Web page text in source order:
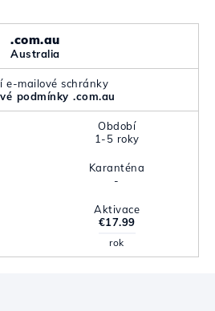
.com.au
Australia
e-mailové schránky
podmínky .com.au
Období
1-5 roky
Karanténa
-
Aktivace
€17.99
rok